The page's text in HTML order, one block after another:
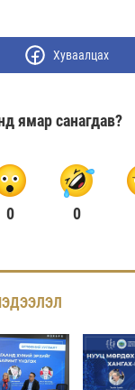
Хуваалцах
ямар санагдав?
0 0